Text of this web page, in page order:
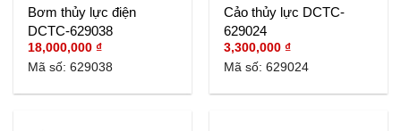
Bơm thủy lực điện
DCTC-629038
18,000,000₫
Mã số: 629038
Cảo thủy lực DCTC-
629024
3,300,000₫
Mã số: 629024